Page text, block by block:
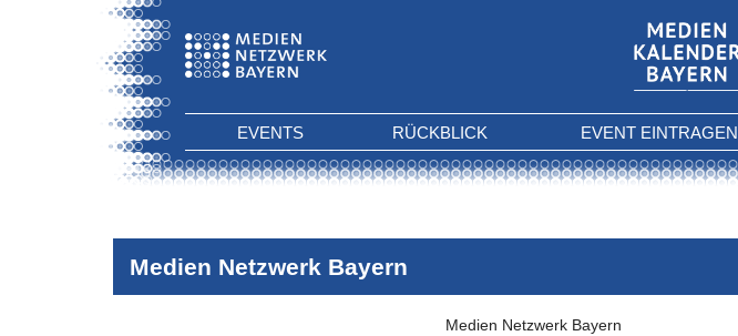
EVENTS RÜCKBLICK EVENT EINTRAGEN
Medien Netzwerk Bayern
Medien Netzwerk Bayern